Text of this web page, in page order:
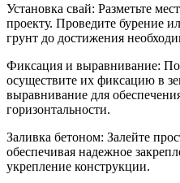
Установка свай: Разметьте
проекту. Проведите бурение
грунт до достижения
Фиксация и выравнивание:
осуществите их фиксацию в
выравнивание для
горизонтальности.
Заливка бетоном: Залейте
обеспечивая надежное
укрепление конструкции.